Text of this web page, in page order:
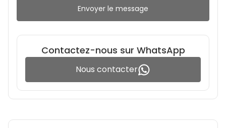
Envoyer le message
Contactez-nous sur WhatsApp
Nous contacter